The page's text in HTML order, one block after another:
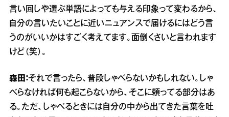
言い回しや選ぶ単語によっても与える印象って変わるから、
自分の言いたいことに近いニュアンスで届けるにはどう言
うのがいいかはすごく考えてます。面倒くさいと言われます
けど（笑）。
森田：それで言ったら、普段しゃべらないかもしれない。しゃ
べらなければ何も起こらないから、そこに頼ってる部分はあ
る。ただ、しゃべるときには自分の中から出てきた言葉を吐